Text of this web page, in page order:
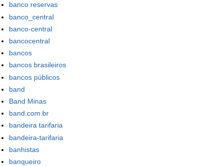
banco reservas
banco_central
banco-central
bancocentral
bancos
bancos brasileiros
bancos públicos
band
Band Minas
band.com.br
bandeira tarifaria
bandeira-tarifaria
banhistas
banqueiro